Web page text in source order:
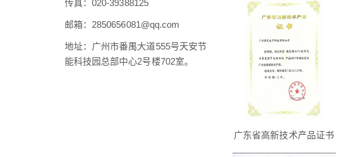
广东省高新技术产品证书
传真：020-39388125
邮箱：2850656081@qq.com
地址：广州市番禺大道555号天安节
能科技园总部中心2号楼702室。